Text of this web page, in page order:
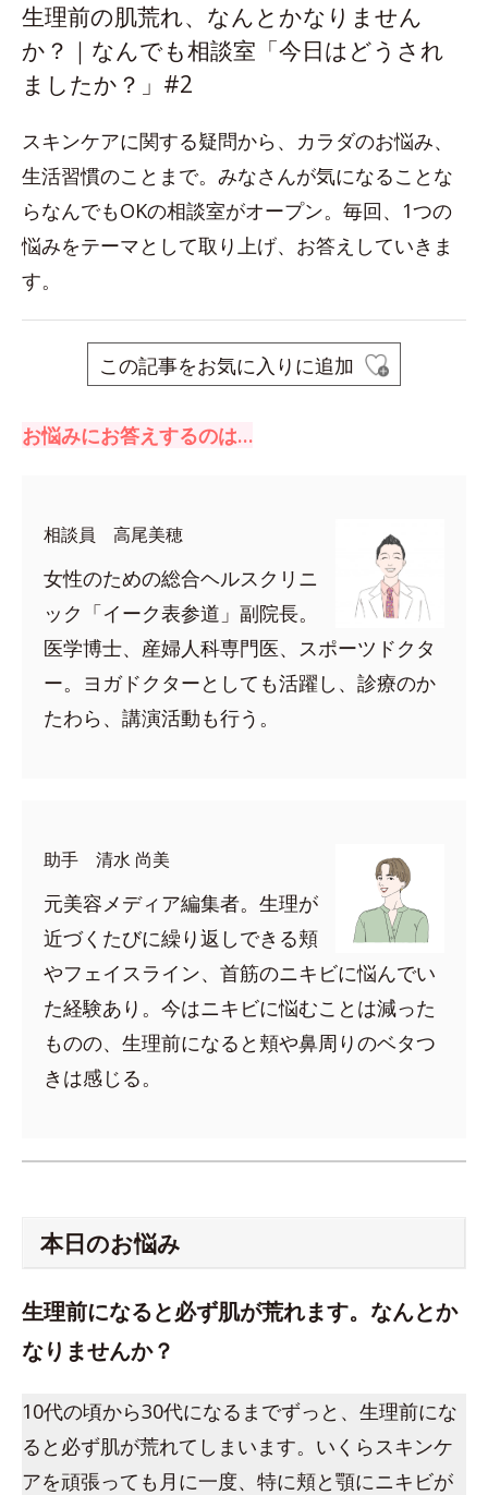
生理前の肌荒れ、なんとかなりません
か？｜なんでも相談室「今日はどうされ
ましたか？」#2
スキンケアに関する疑問から、カラダのお悩み、
生活習慣のことまで。みなさんが気になることな
らなんでもOKの相談室がオープン。毎回、1つの
悩みをテーマとして取り上げ、お答えしていきま
す。
この記事をお気に入りに追加
お悩みにお答えするのは…
相談員 高尾美穂
女性のための総合ヘルスクリニ
ック「イーク表参道」副院長。
医学博士、産婦人科専門医、スポーツドクタ
ー。ヨガドクターとしても活躍し、診療のか
たわら、講演活動も行う。
助手 清水 尚美
元美容メディア編集者。生理が
近づくたびに繰り返しできる頬
やフェイスライン、首筋のニキビに悩んでい
た経験あり。今はニキビに悩むことは減った
ものの、生理前になると頬や鼻周りのベタつ
きは感じる。
本日のお悩み
生理前になると必ず肌が荒れます。なんとか
なりませんか？
10代の頃から30代になるまでずっと、生理前にな
ると必ず肌が荒れてしまいます。いくらスキンケ
アを頑張っても月に一度、特に頬と顎にニキビが